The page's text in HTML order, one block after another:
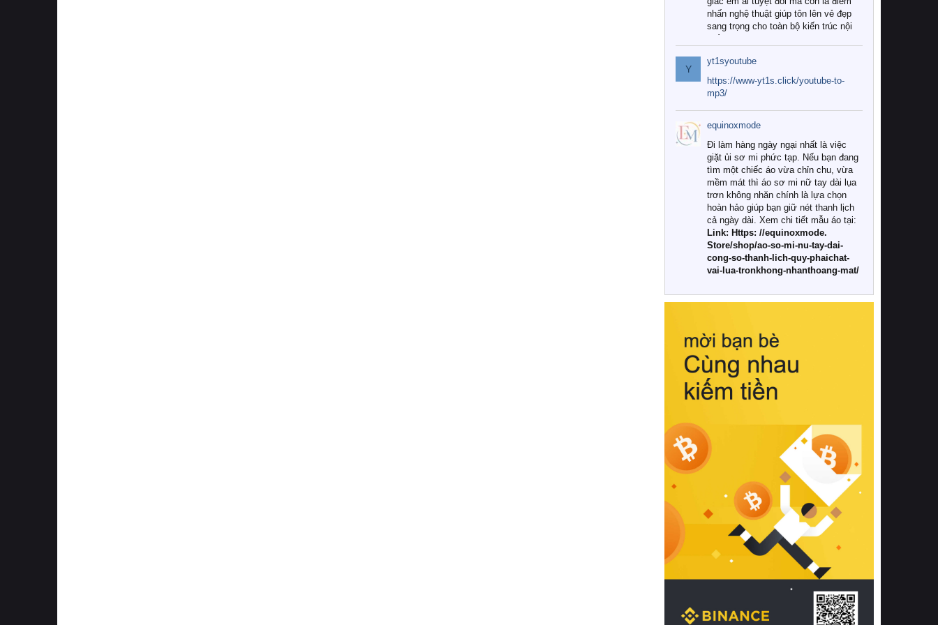
nhấn nghệ thuật giúp tôn lên vẻ đẹp
sang trọng cho toàn bộ kiến trúc nội
Tuy nhiên, giữa thị trường đa dạng
với vô vàn thương hiệu và mẫu mã
như hiện nay, làm thế nào để chọn
được những bộ chăn ga gối đệm cao
cấp thực sự chất lượng, phù hợp với
khí hậu và nhu cầu sử dụng của gia
đình? Hãy cùng chúng tôi đi tìm lời
giải đáp chi tiết qua bài viết dưới đây.
1. Tại sao các gia đình hiện đại lại ưa
chuộng chăn ga gối đệm cao cấp?
Khác với các dòng sản phẩm thông
thường, những bộ chăn ga gối đệm
cao cấp trải qua quy trình sản xuất
nghiêm ngặt từ khâu chọn lọc nguyên
liệu tự nhiên đến công nghệ dệt
nhuộm hiện đại không chứa hóa chất
này, bạn sẽ cảm nhận rõ rệt sự khác
hồi chuẩn xác của phần đệm nâng đỡ
cột sống.
Bên cạnh đó, việc lựa chọn các dòng
sản phẩm đạt chuẩn chất lượng quốc
tế còn giúp ngăn ngừa tình trạng kích
khuẩn và nấm mốc trong điều kiện
thời tiết nóng ẩm. Bạn có thể tìm hiểu
thêm các nghiên cứu khoa học về tác
động của giấc ngủ và môi trường
phòng ngủ đối với sức khỏe con
người tại Sleep Foundation (External
Link) để có cái nhìn toàn diện hơn.
2. Các tiêu chí vàng khi lựa chọn
chăn ga gối đệm cao cấp cho phòng
ngủ
Để sở hữu một bộ chăn ga gối đệm
cao cấp hoàn hảo cả về thẩm mỹ lẫn
công năng, người tiêu dùng cần cân
nhắc kỹ lưỡng các tiêu chí quan trọng
Y
yt1syoutube
https://www-yt1s.click/youtube-to-
mp3/
equinoxmode
Đi làm hàng ngày ngại nhất là việc
giặt ủi sơ mi phức tạp. Nếu bạn đang
tìm một chiếc áo vừa chỉn chu, vừa
mềm mát thì áo sơ mi nữ tay dài lụa
trơn không nhăn chính là lựa chọn
hoàn hảo giúp bạn giữ nét thanh lịch
cả ngày dài. Xem chi tiết mẫu áo tại:
Link: Https: //equinoxmode.
Store/shop/ao-so-mi-nu-tay-dai-
cong-so-thanh-lich-quy-phaichat-
vai-lua-tronkhong-nhanthoang-mat/